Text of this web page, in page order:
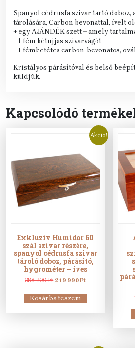
Spanyol cédrusfa szivar tartó doboz,
tárolására, Carbon bevonattal, ívelt
+ egy AJÁNDÉK szett – amely
– 1 fém kétujjas szivarvágót
– 1 fémbetétes carbon-bevonatos,
Kristályos párásítóval és belső
küldjük.
Kapcsolódó
Akció!
Exkluzív Humidor 60
szál szivar részére,
spanyol cédrusfa szivar
tároló doboz, párásító,
hygrométer – íves
388 200Ft Original
was:
388
249 990FtCurrent
is:
249
Kosárba teszem